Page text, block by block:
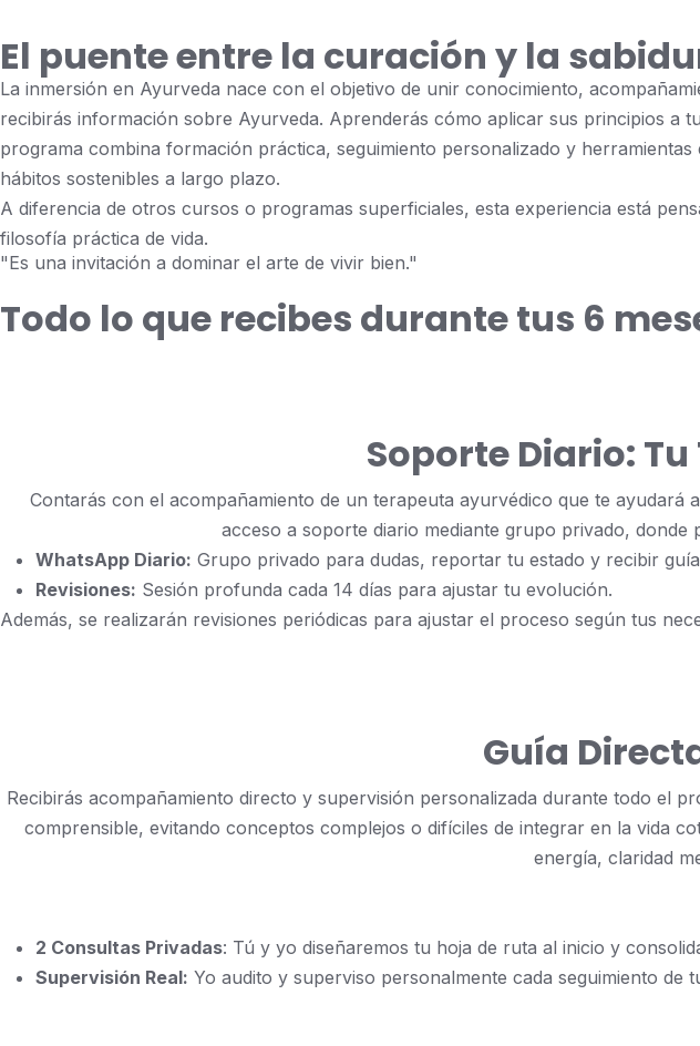
El puente entre la curación y la
La inmersión en Ayurveda nace con el objetivo de unir conocimiento,
recibirás información sobre Ayurveda. Aprenderás cómo aplicar sus principios a
programa combina formación práctica, seguimiento personalizado y
hábitos sostenibles a largo plazo.
A diferencia de otros cursos o programas superficiales, esta experiencia está
filosofía práctica de vida.
"Es una invitación a dominar el arte de vivir bien."
Todo lo que recibes durante tus 6
Soporte Diario:
Contarás con el acompañamiento de un terapeuta ayurvédico que te
acceso a soporte diario mediante grupo privado,
WhatsApp Diario: Grupo privado para dudas, reportar tu estado y recibir
Revisiones: Sesión profunda cada 14 días para ajustar tu evolución.
Además, se realizarán revisiones periódicas para ajustar el proceso según tus
Guía
Recibirás acompañamiento directo y supervisión personalizada durante todo el
comprensible, evitando conceptos complejos o difíciles de integrar en la vida
energía, claridad
2 Consultas Privadas: Tú y yo diseñaremos tu hoja de ruta al inicio y
Supervisión Real: Yo audito y superviso personalmente cada seguimiento de